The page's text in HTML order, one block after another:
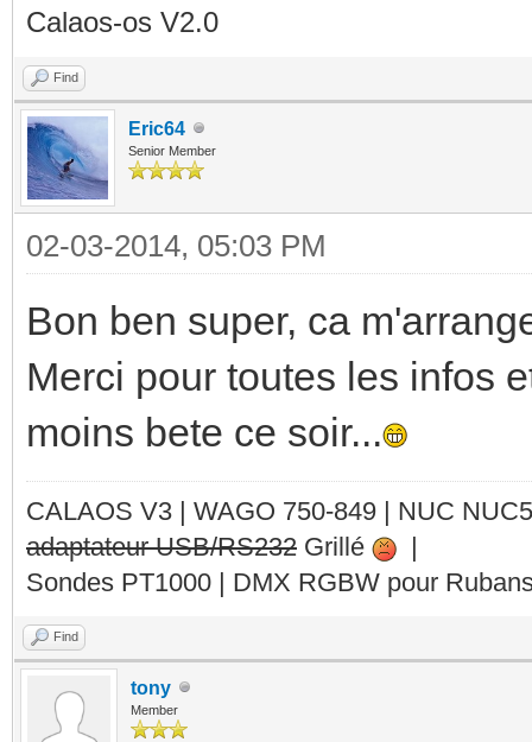
Calaos-os V2.0
Find
Eric64
Senior Member
02-03-2014, 05:03 PM
Bon ben super, ca
Merci pour toutes les infos
moins bete ce soir...
CALAOS V3 | WAGO 750-849 | NUC
adaptateur USB/RS232 Grillé
|
Sondes PT1000 | DMX RGBW pour
Find
tony
Member